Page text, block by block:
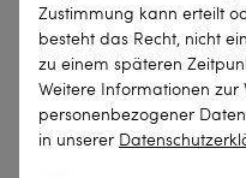
Zustimmung kann erteilt
besteht das Recht, nicht
zu einem späteren
Weitere Informationen zur
personenbezogener
in unserer